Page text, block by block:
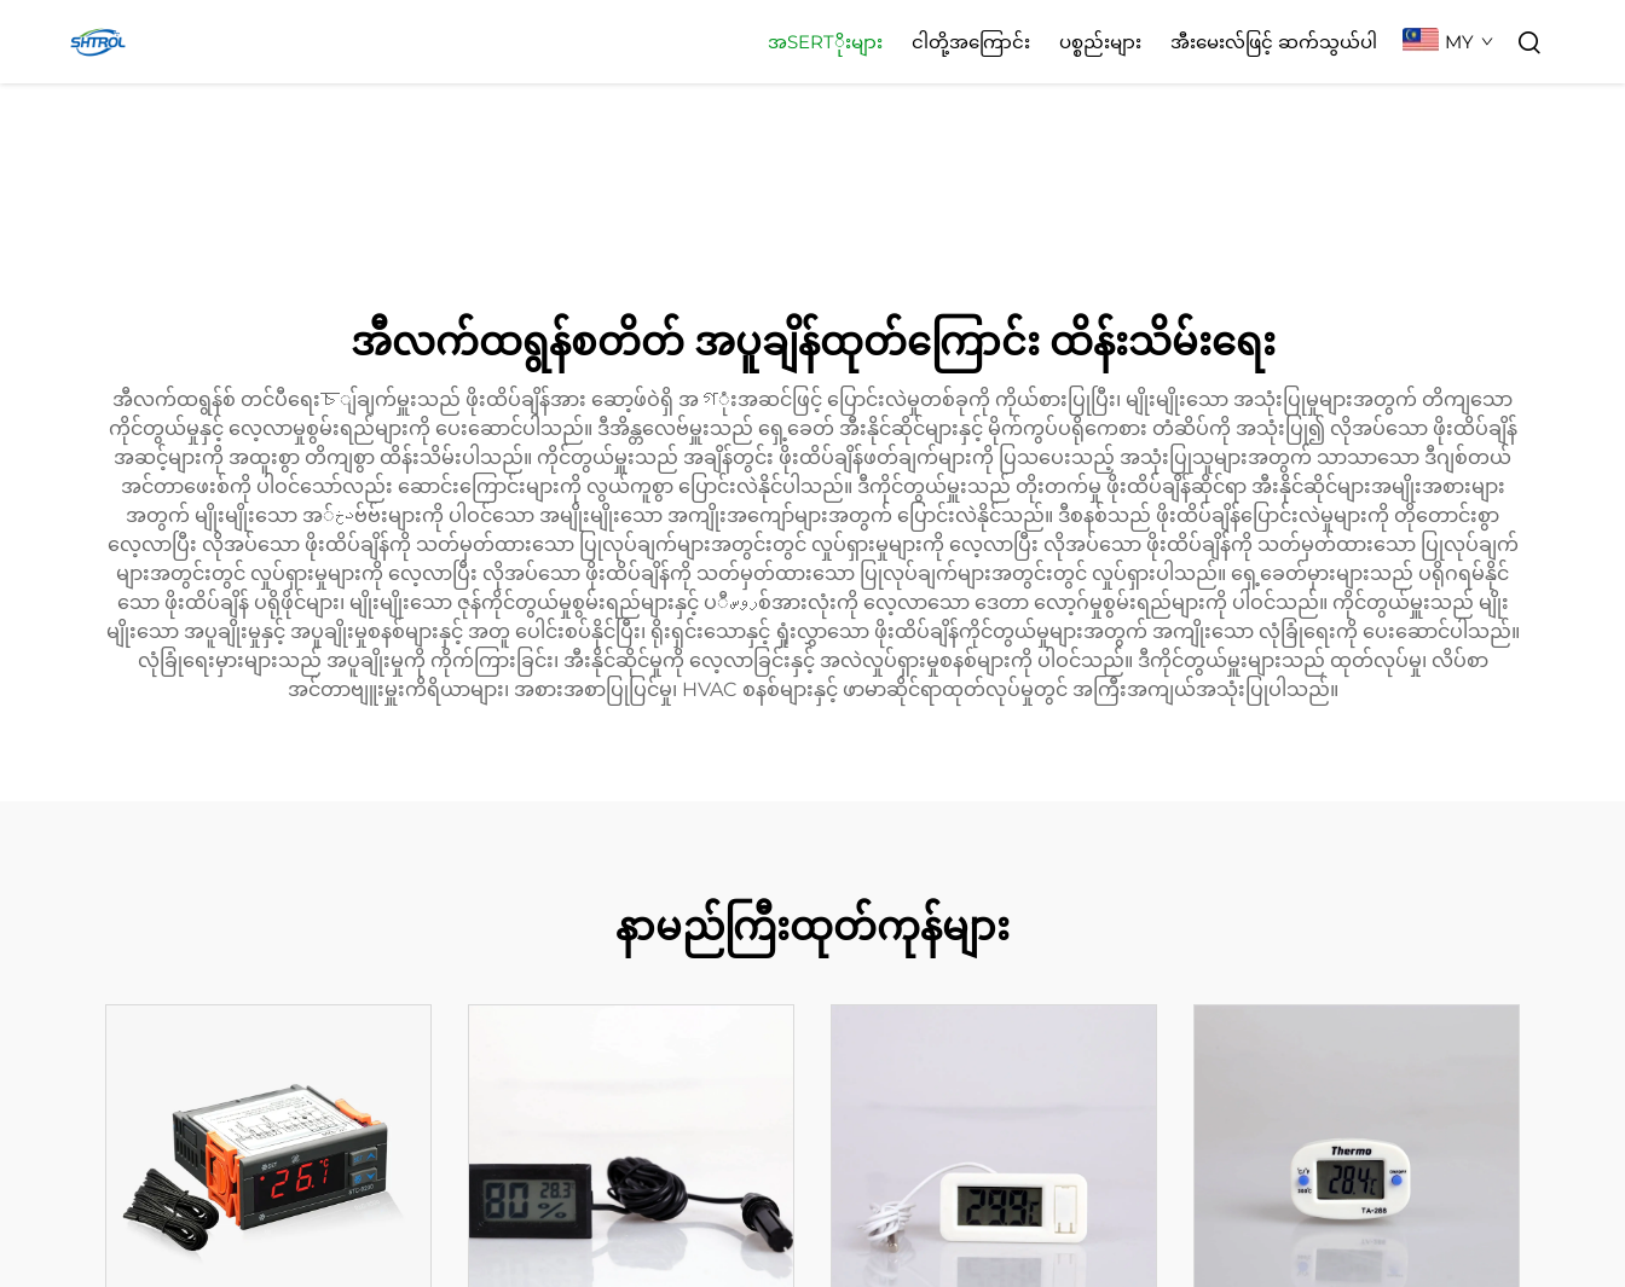
အSERTိုးများ ငါတို့အကြောင်း ပစ္စည်းများ အီးမေးလ်ဖြင့် ဆက်သွယ်ပါ MY
အီလက်ထရွန်စတိတ် အပူချိန်ထုတ်ကြောင်း ထိန်းသိမ်းရေး
အီလက်ထရွန်စ် တင်ပီရေးচျ်ချက်မှူးသည် ဖိုးထိပ်ချိန်အား ဆော့ဖ်ဝဲရှိ အগုံးအဆင်ဖြင့် ပြောင်းလဲမှုတစ်ခုကို ကိုယ်စားပြုပြီး၊ မျိုးမျိုးသော အသုံးပြုမှုများအတွက် တိကျသော
ကိုင်တွယ်မှုနှင့် လေ့လာမှုစွမ်းရည်များကို ပေးဆောင်ပါသည်။ ဒီအိန္တလေဗ်မှူးသည် ရှေ့ခေတ် အီးနိုင်ဆိုင်များနှင့် မိုက်ကွပ်ပရိုကေစား တံဆိပ်ကို အသုံးပြု၍ လိုအပ်သော ဖိုးထိပ်ချိန်
အဆင့်များကို အထူးစွာ တိကျစွာ ထိန်းသိမ်းပါသည်။ ကိုင်တွယ်မှူးသည် အချိန်တွင်း ဖိုးထိပ်ချိန်ဖတ်ချက်များကို ပြသပေးသည့် အသုံးပြုသူများအတွက် သာသာသော ဒီဂျစ်တယ်
အင်တာဖေးစ်ကို ပါဝင်သော်လည်း ဆောင်းကြောင်းများကို လွယ်ကူစွာ ပြောင်းလဲနိုင်ပါသည်။ ဒီကိုင်တွယ်မှူးသည် တိုးတက်မှု ဖိုးထိပ်ချိန်ဆိုင်ရာ အီးနိုင်ဆိုင်များအမျိုးအစားများ
အတွက် မျိုးမျိုးသော အدخ်ဗ်ဗ်းများကို ပါဝင်သော အမျိုးမျိုးသော အကျိုးအကျော်များအတွက် ပြောင်းလဲနိုင်သည်။ ဒီစနစ်သည် ဖိုးထိပ်ချိန်ပြောင်းလဲမှုများကို တိုတောင်းစွာ
လေ့လာပြီး လိုအပ်သော ဖိုးထိပ်ချိန်ကို သတ်မှတ်ထားသော ပြုလုပ်ချက်များအတွင်းတွင် လှုပ်ရှားမှုများကို လေ့လာပြီး လိုအပ်သော ဖိုးထိပ်ချိန်ကို သတ်မှတ်ထားသော ပြုလုပ်ချက်
များအတွင်းတွင် လှုပ်ရှားမှုများကို လေ့လာပြီး လိုအပ်သော ဖိုးထိပ်ချိန်ကို သတ်မှတ်ထားသော ပြုလုပ်ချက်များအတွင်းတွင် လှုပ်ရှားပါသည်။ ရှေ့ခေတ်မှားများသည် ပရိုဂရမ်နိုင်
သော ဖိုးထိပ်ချိန် ပရိုဖိုင်များ၊ မျိုးမျိုးသော ဇုန်ကိုင်တွယ်မှုစွမ်းရည်များနှင့် ပروسီစ်အားလုံးကို လေ့လာသော ဒေတာ လော့ဂ်မှုစွမ်းရည်များကို ပါဝင်သည်။ ကိုင်တွယ်မှူးသည် မျိုး
မျိုးသော အပူချိုးမှုနှင့် အပူချိုးမှုစနစ်များနှင့် အတူ ပေါင်းစပ်နိုင်ပြီး၊ ရိုးရှင်းသောနှင့် ရှုံးလွှာသော ဖိုးထိပ်ချိန်ကိုင်တွယ်မှုများအတွက် အကျိုးသော လုံခြုံရေးကို ပေးဆောင်ပါသည်။
လုံခြုံရေးမှားများသည် အပူချိုးမှုကို ကိုက်ကြားခြင်း၊ အီးနိုင်ဆိုင်မှုကို လေ့လာခြင်းနှင့် အလဲလှုပ်ရှားမှုစနစ်များကို ပါဝင်သည်။ ဒီကိုင်တွယ်မှူးများသည် ထုတ်လုပ်မှု၊ လိပ်စာ
အင်တာဗျူးမှူးကိရိယာများ၊ အစားအစာပြုပြင်မှု၊ HVAC စနစ်များနှင့် ဖာမာဆိုင်ရာထုတ်လုပ်မှုတွင် အကြီးအကျယ်အသုံးပြုပါသည်။
နာမည်ကြီးထုတ်ကုန်များ